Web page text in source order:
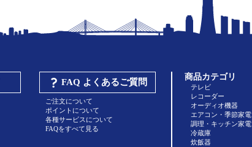
FAQ よくあるご質問
ご注文について
ポイントについて
各種サービスについて
FAQをすべて見る
商品カテゴリ
テレビ
レコーダー
オーディオ機器
エアコン・季節家電
調理・キッチン家電
冷蔵庫
炊飯器